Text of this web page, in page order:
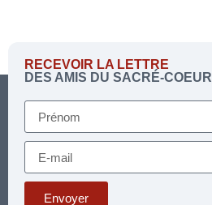
RECEVOIR LA LETTRE
DES AMIS DU SACRÉ-COEUR
Envoyer